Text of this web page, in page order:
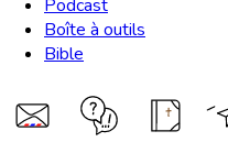
Podcast
Boîte à outils
Bible